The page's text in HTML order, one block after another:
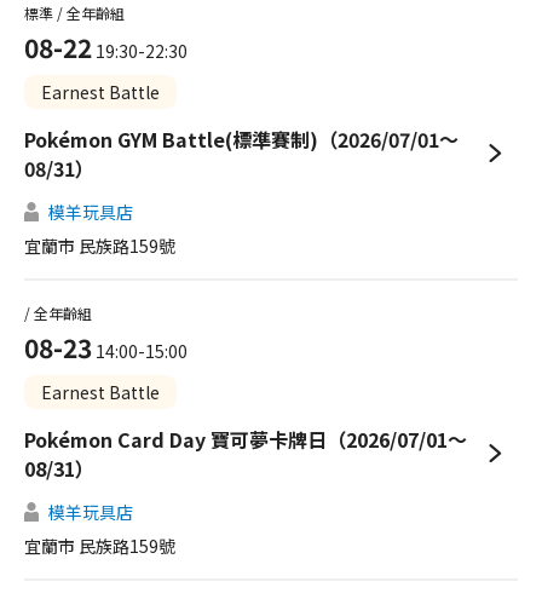
08-22 19:30-22:30
Earnest Battle
標準 / 全年齡組
Pokémon GYM Battle(標準賽制)（2026/07/01～
08/31）
模羊玩具店
宜蘭市 民族路159號
08-23 14:00-15:00
Earnest Battle
/ 全年齡組
Pokémon Card Day 寶可夢卡牌日（2026/07/01～
08/31）
模羊玩具店
宜蘭市 民族路159號